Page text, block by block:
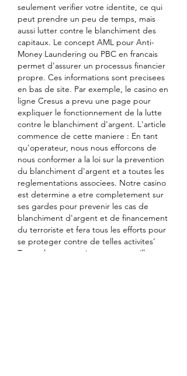
seulement verifier votre identite, ce qui
peut prendre un peu de temps, mais
aussi lutter contre le blanchiment des
capitaux. Le concept AML pour Anti-
Money Laundering ou PBC en francais
permet d'assurer un processus financier
propre. Ces informations sont precisees
en bas de site. Par exemple, le casino en
ligne Cresus a prevu une page pour
expliquer le fonctionnement de la lutte
contre le blanchiment d'argent. L'article
commence de cette maniere : En tant
qu'operateur, nous nous efforcons de
nous conformer a la loi sur la prevention
du blanchiment d'argent et a toutes les
reglementations associees. Notre casino
est determine a etre completement sur
ses gardes pour prevenir les cas de
blanchiment d'argent et de financement
du terroriste et fera tous les efforts pour
se proteger contre de telles activites'
Toutes les transactions sont surveillees